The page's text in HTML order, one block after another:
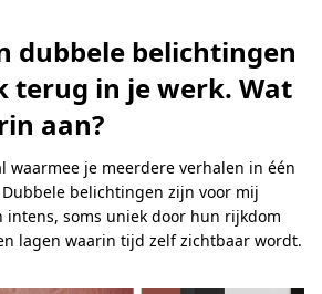
dubbele belichtingen
terug in je werk. Wat
aan?
waarmee je meerdere verhalen in één
belichtingen zijn voor mij
soms uniek door hun rijkdom
lagen waarin tijd zelf zichtbaar wordt.